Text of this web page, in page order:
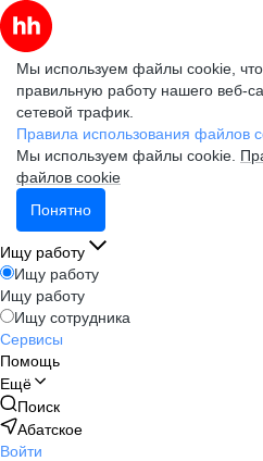
Мы используем файлы cookie,
правильную работу нашего веб-
сетевой трафик.
Правила использования файлов
Мы используем файлы cookie.
файлов cookie
Понятно
Ищу работу
Ищу работу
Ищу работу
Ищу сотрудника
Сервисы
Помощь
Ещё
Поиск
Абатское
Войти